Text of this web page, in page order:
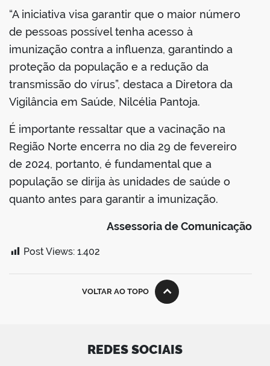
“A iniciativa visa garantir que o maior número
de pessoas possível tenha acesso à
imunização contra a influenza, garantindo a
proteção da população e a redução da
transmissão do vírus”, destaca a Diretora da
Vigilância em Saúde, Nilcélia Pantoja.
É importante ressaltar que a vacinação na
Região Norte encerra no dia 29 de fevereiro
de 2024, portanto, é fundamental que a
população se dirija às unidades de saúde o
quanto antes para garantir a imunização.
Assessoria de Comunicação
Post Views: 1.402
VOLTAR AO TOPO
REDES SOCIAIS